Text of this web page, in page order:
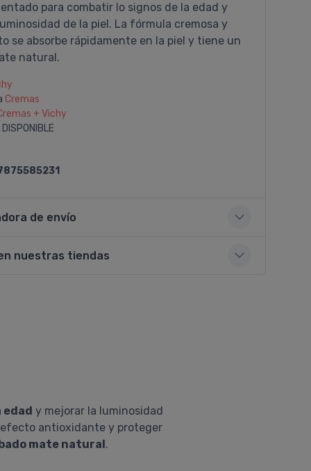
para combatir lo signos de la edad y
de la piel. La fórmula cremosa y
se absorbe rápidamente en la piel y tiene un
natural.
Cremas
+ Vichy
DISPONIBLE
de envío
nuestras tiendas
edad y mejorar la luminosidad
antioxidante y proteger
mate natural.